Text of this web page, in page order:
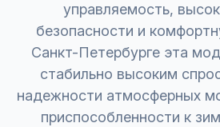
управляемость,
безопасности и
Санкт-Петербурге эта
стабильно высоким
надежности атмосферных
приспособленности к